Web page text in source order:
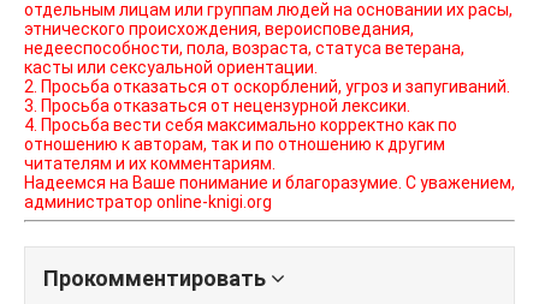
отдельным лицам или группам людей на основании их расы,
этнического происхождения, вероисповедания,
недееспособности, пола, возраста, статуса ветерана,
касты или сексуальной ориентации.
2. Просьба отказаться от оскорблений, угроз и запугиваний.
3. Просьба отказаться от нецензурной лексики.
4. Просьба вести себя максимально корректно как по
отношению к авторам, так и по отношению к другим
читателям и их комментариям.
Надеемся на Ваше понимание и благоразумие. С уважением,
администратор online-knigi.org
Прокомментировать